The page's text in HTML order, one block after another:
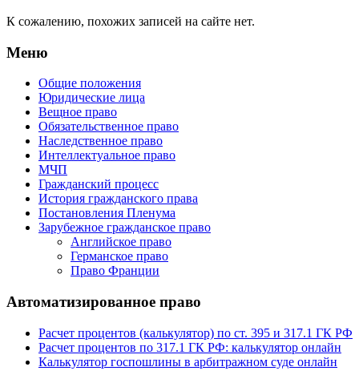
К сожалению, похожих записей на сайте нет.
Меню
Общие положения
Юридические лица
Вещное право
Обязательственное право
Наследственное право
Интеллектуальное право
МЧП
Гражданский процесс
История гражданского права
Постановления Пленума
Зарубежное гражданское право
Английское право
Германское право
Право Франции
Автоматизированное право
Расчет процентов (калькулятор) по ст. 395 и 317.1 ГК РФ
Расчет процентов по 317.1 ГК РФ: калькулятор онлайн
Калькулятор госпошлины в арбитражном суде онлайн